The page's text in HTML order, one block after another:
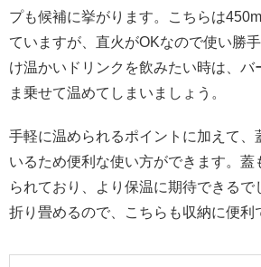
プも候補に挙がります。こちらは
ていますが、直火がOKなので使い勝
け温かいドリンクを飲みたい時は、バ
ま乗せて温めてしまいましょう。
手軽に温められるポイントに加えて、
いるため便利な使い方ができます。蓋
られており、より保温に期待できるで
折り畳めるので、こちらも収納に便利